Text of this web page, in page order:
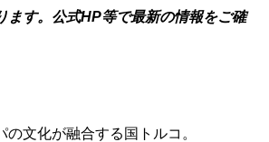
ます。公式HP等で最新の情報をご確
の文化が融合する国トルコ。